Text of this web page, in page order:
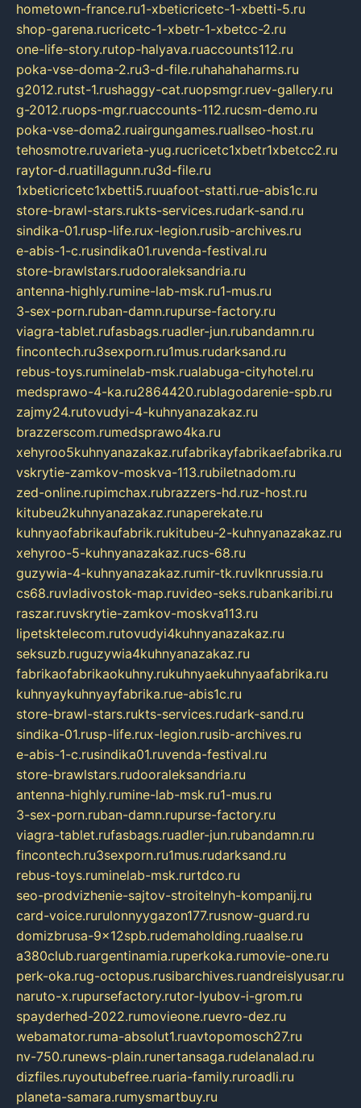
hometown-france.ru1-xbeticricetc-1-xbetti-5.ru
shop-garena.rucricetc-1-xbetr-1-xbetcc-2.ru
one-life-story.rutop-halyava.ruaccounts112.ru
poka-vse-doma-2.ru3-d-file.ruhahahaharms.ru
g2012.rutst-1.rushaggy-cat.ruopsmgr.ruev-gallery.ru
g-2012.ruops-mgr.ruaccounts-112.rucsm-demo.ru
poka-vse-doma2.ruairgungames.ruallseo-host.ru
tehosmotre.ruvarieta-yug.rucricetc1xbetr1xbetcc2.ru
raytor-d.ruatillagunn.ru3d-file.ru
1xbeticricetc1xbetti5.ruuafoot-statti.rue-abis1c.ru
store-brawl-stars.rukts-services.rudark-sand.ru
sindika-01.rusp-life.rux-legion.rusib-archives.ru
e-abis-1-c.rusindika01.ruvenda-festival.ru
store-brawlstars.rudooraleksandria.ru
antenna-highly.rumine-lab-msk.ru1-mus.ru
3-sex-porn.ruban-damn.rupurse-factory.ru
viagra-tablet.rufasbags.ruadler-jun.rubandamn.ru
fincontech.ru3sexporn.ru1mus.rudarksand.ru
rebus-toys.ruminelab-msk.rualabuga-cityhotel.ru
medsprawo-4-ka.ru2864420.rublagodarenie-spb.ru
zajmy24.rutovudyi-4-kuhnyanazakaz.ru
brazzerscom.rumedsprawo4ka.ru
xehyroo5kuhnyanazakaz.rufabrikayfabrikaefabrika.ru
vskrytie-zamkov-moskva-113.rubiletnadom.ru
zed-online.rupimchax.rubrazzers-hd.ruz-host.ru
kitubeu2kuhnyanazakaz.runaperekate.ru
kuhnyaofabrikaufabrik.rukitubeu-2-kuhnyanazakaz.ru
xehyroo-5-kuhnyanazakaz.rucs-68.ru
guzywia-4-kuhnyanazakaz.rumir-tk.ruvlknrussia.ru
cs68.ruvladivostok-map.ruvideo-seks.rubankaribi.ru
raszar.ruvskrytie-zamkov-moskva113.ru
lipetsktelecom.rutovudyi4kuhnyanazakaz.ru
seksuzb.ruguzywia4kuhnyanazakaz.ru
fabrikaofabrikaokuhny.rukuhnyaekuhnyaafabrika.ru
kuhnyaykuhnyayfabrika.rue-abis1c.ru
store-brawl-stars.rukts-services.rudark-sand.ru
sindika-01.rusp-life.rux-legion.rusib-archives.ru
e-abis-1-c.rusindika01.ruvenda-festival.ru
store-brawlstars.rudooraleksandria.ru
antenna-highly.rumine-lab-msk.ru1-mus.ru
3-sex-porn.ruban-damn.rupurse-factory.ru
viagra-tablet.rufasbags.ruadler-jun.rubandamn.ru
fincontech.ru3sexporn.ru1mus.rudarksand.ru
rebus-toys.ruminelab-msk.rurtdco.ru
seo-prodvizhenie-sajtov-stroitelnyh-kompanij.ru
card-voice.rurulonnyygazon177.rusnow-guard.ru
domizbrusa-9x12spb.rudemaholding.ruaalse.ru
a380club.ruargentinamia.ruperkoka.rumovie-one.ru
perk-oka.rug-octopus.rusibarchives.ruandreislyusar.ru
naruto-x.rupursefactory.rutor-lyubov-i-grom.ru
spayderhed-2022.rumovieone.ruevro-dez.ru
webamator.ruma-absolut1.ruavtopomosch27.ru
nv-750.runews-plain.runertansaga.rudelanalad.ru
dizfiles.ruyoutubefree.ruaria-family.ruroadli.ru
planeta-samara.rumysmartbuy.ru